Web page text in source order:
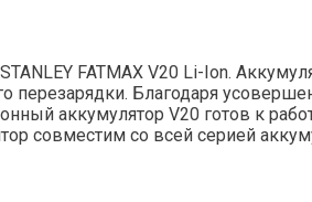
FATMAX V20 Li-Ion.
Благодаря
аккумулятор V20 готов к
совместим со всей серией